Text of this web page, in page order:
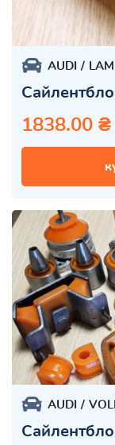
AUDI
1838.00 ₴
AUDI